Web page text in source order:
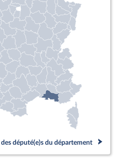
des député(e)s du département